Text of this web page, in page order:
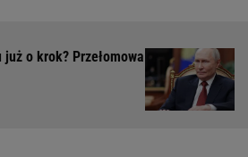
o krok? Przełomowa